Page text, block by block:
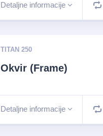
Detaljne informacije
TITAN 250
Okvir (Frame)
Detaljne informacije